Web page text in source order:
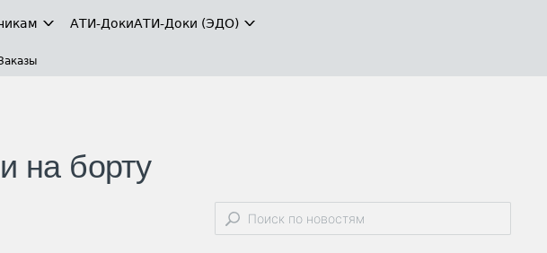
АТИ-ДокиАТИ-Доки (ЭДО)
на борту